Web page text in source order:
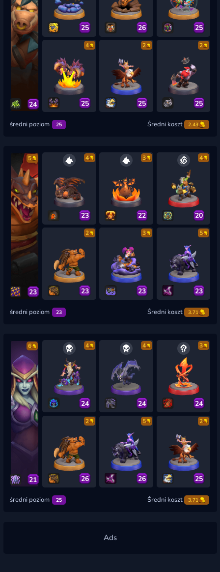
24
25 26 25
4
25
2
25
2
25
średni poziom 25 Średni koszt 2.43
5
23
4
23
3
22
4
20
2
23
3
23
5
23
średni poziom 23 Średni koszt 3.71
6
21
4
24
4
24
3
24
2
26
5
26
2
25
średni poziom 25 Średni koszt 3.71